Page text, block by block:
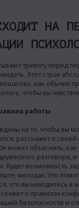
НА
тревогу перед
Этот страх
как обычно
чтобы вы
работы
на то, чтобы вы
расскажет о
может объяснить, как
разговора,
будет возможность
методах. Это
что вы находитесь в
о правилах
безопасности и